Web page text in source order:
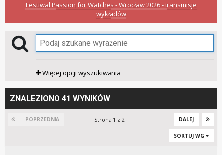
Festiwal Passion for Watches - Wrocław 2026 - transmisje
wykładów
Więcej opcji wyszukiwania
ZNALEZIONO 41 WYNIKÓW
POPRZEDNIA DALEJ
Strona 1 z 2
SORTUJ WG